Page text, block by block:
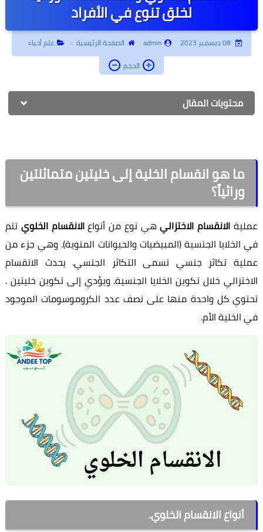
أبحاث جامعية
جامعة أونلاين
إدارة أعمال
كتب أطفال
روحانيات وتفسير أحلام
لخلق تنوع في الأفراد
admin الصفحة الرئيسية
علم أحياء
الحجم
محتويات المقال
ما هو انقسام الخلية إلى خليتين متماثلتين
وراثياً؟
عملية الانقسام الاختزاليهي نوع من أنواعالانقسام الخلوي تتم
في الخلايا الجنسية (المبيضيات والحيوانات المنوية). وهي جزء من
عملية تكاثر جنسي تسمى التكاثر الجنسي. يحدث الانقسام
الاختزالي خلال تكوين الخلايا الجنسية. ويؤدي إلى تكوين خليتين .
تحتوي كل واحدة منها على نصف عدد الكروموسومات الموجود
في الخلية الأم.
أنواع الانقسام الخلوي.